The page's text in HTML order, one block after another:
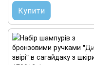
Купити